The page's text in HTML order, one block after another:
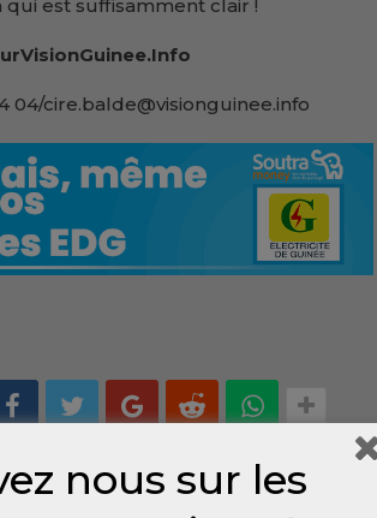
qui est suffisamment clair !
04/cire.balde@visionguinee.info
nous sur les